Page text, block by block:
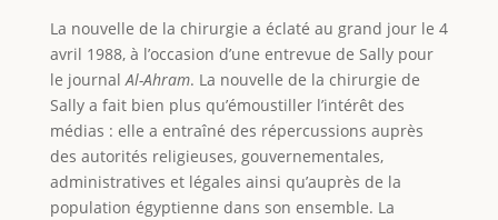
La nouvelle de la chirurgie a éclaté au grand jour le 4
avril 1988, à l’occasion d’une entrevue de Sally pour
le journalAl-Ahram. La nouvelle de la chirurgie de
Sally a fait bien plus qu’émoustiller l’intérêt des
médias : elle a entraîné des répercussions auprès
des autorités religieuses, gouvernementales,
administratives et légales ainsi qu’auprès de la
population égyptienne dans son ensemble. La